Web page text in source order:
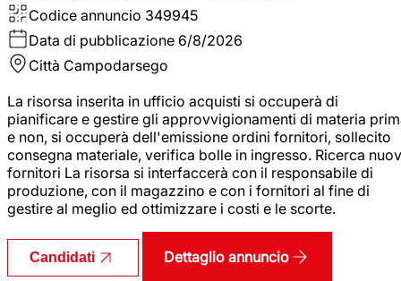
Codice annuncio 349945
Data di pubblicazione 6/8/2026
Città Campodarsego
La risorsa inserita in ufficio acquisti si occuperà di
pianificare e gestire gli approvvigionamenti di materia
e non, si occuperà dell'emissione ordini fornitori, sollecito
consegna materiale, verifica bolle in ingresso. Ricerca
fornitori La risorsa si interfaccerà con il responsabile di
produzione, con il magazzino e con i fornitori al fine di
gestire al meglio ed ottimizzare i costi e le scorte.
Candidati Dettaglio annuncio